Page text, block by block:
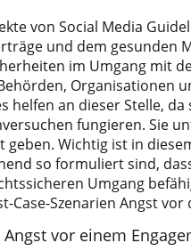
von Social Media
und dem gesunden
im Umgang mit
Organisationen
helfen an dieser Stelle,
fungieren. Sie
geben. Wichtig ist in
so formuliert sind,
Umgang
Case-Szenarien Angst vor
Angst vor einem